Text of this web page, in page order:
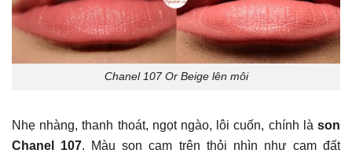
Chanel 107 Or Beige lên môi
Nhẹ nhàng, thanh thoát, ngọt ngào, lôi cuốn, chính là son
Chanel 107. Màu son cam trên thỏi nhìn như cam đất